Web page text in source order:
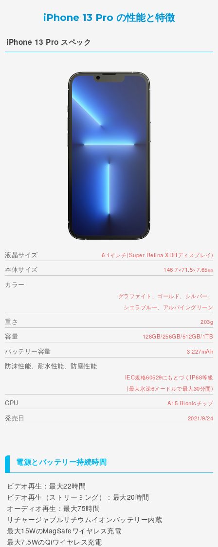
iPhone 13 Pro の性能と特徴
iPhone 13 Pro スペック
液晶サイズ 6.1インチ(Super Retina XDRディスプレイ)
本体サイズ 146.7×71.5×7.65㎜
カラー
グラファイト、ゴールド、シルバー、
シエラブルー、アルパイングリーン
重さ 203g
容量 128GB/256GB/512GB/1TB
バッテリー容量 3,227mAh
防沫性能、耐水性能、防塵性能
IEC規格60529にもとづくIP68等級
(最大水深6メートルで最大30分間)
CPU A15 Bionicチップ
発売日 2021/9/24
電源とバッテリー持続時間
ビデオ再生：最大22時間
ビデオ再生（ストリーミング）：最大20時間
オーディオ再生：最大75時間
リチャージャブルリチウムイオンバッテリー内蔵
最大15WのMagSafeワイヤレス充電
最大7.5WのQiワイヤレス充電